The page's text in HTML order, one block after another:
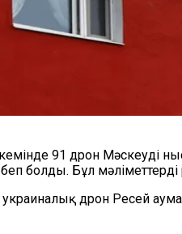
91 дрон Мәскеуді
болды. Бұл
дрон Ресей